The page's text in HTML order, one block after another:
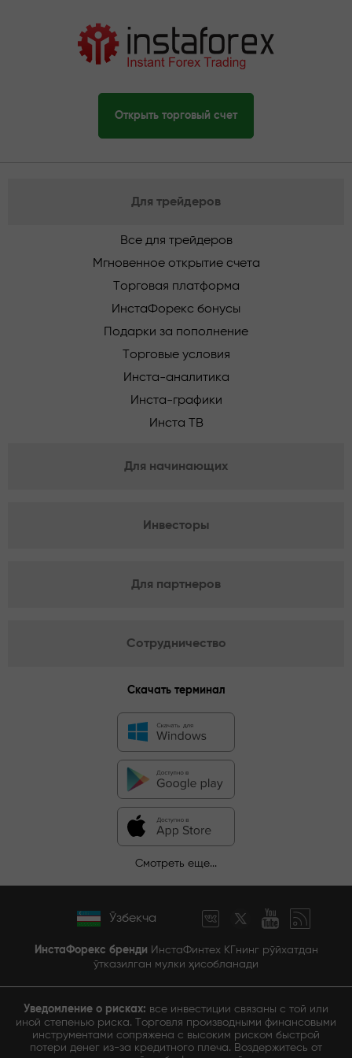
Открыть торговый счет
Для трейдеров
Все для трейдеров
Мгновенное открытие счета
Торговая платформа
ИнстаФорекс бонусы
Подарки за пополнение
Торговые условия
Инста-аналитика
Инста-графики
Инста ТВ
Для начинающих
Инвесторы
Для партнеров
Сотрудничество
Скачать терминал
Смотреть еще...
Ўзбекча
ИнстаФорекс бренди ИнстаФинтех КГнинг рўйхатдан
ўтказилган мулки ҳисобланади
Уведомление о рисках: все инвестиции связаны с той или
иной степенью риска. Торговля производными финансовыми
инструментами сопряжена с высоким риском быстрой
потери денег из-за кредитного плеча. Воздержитесь от